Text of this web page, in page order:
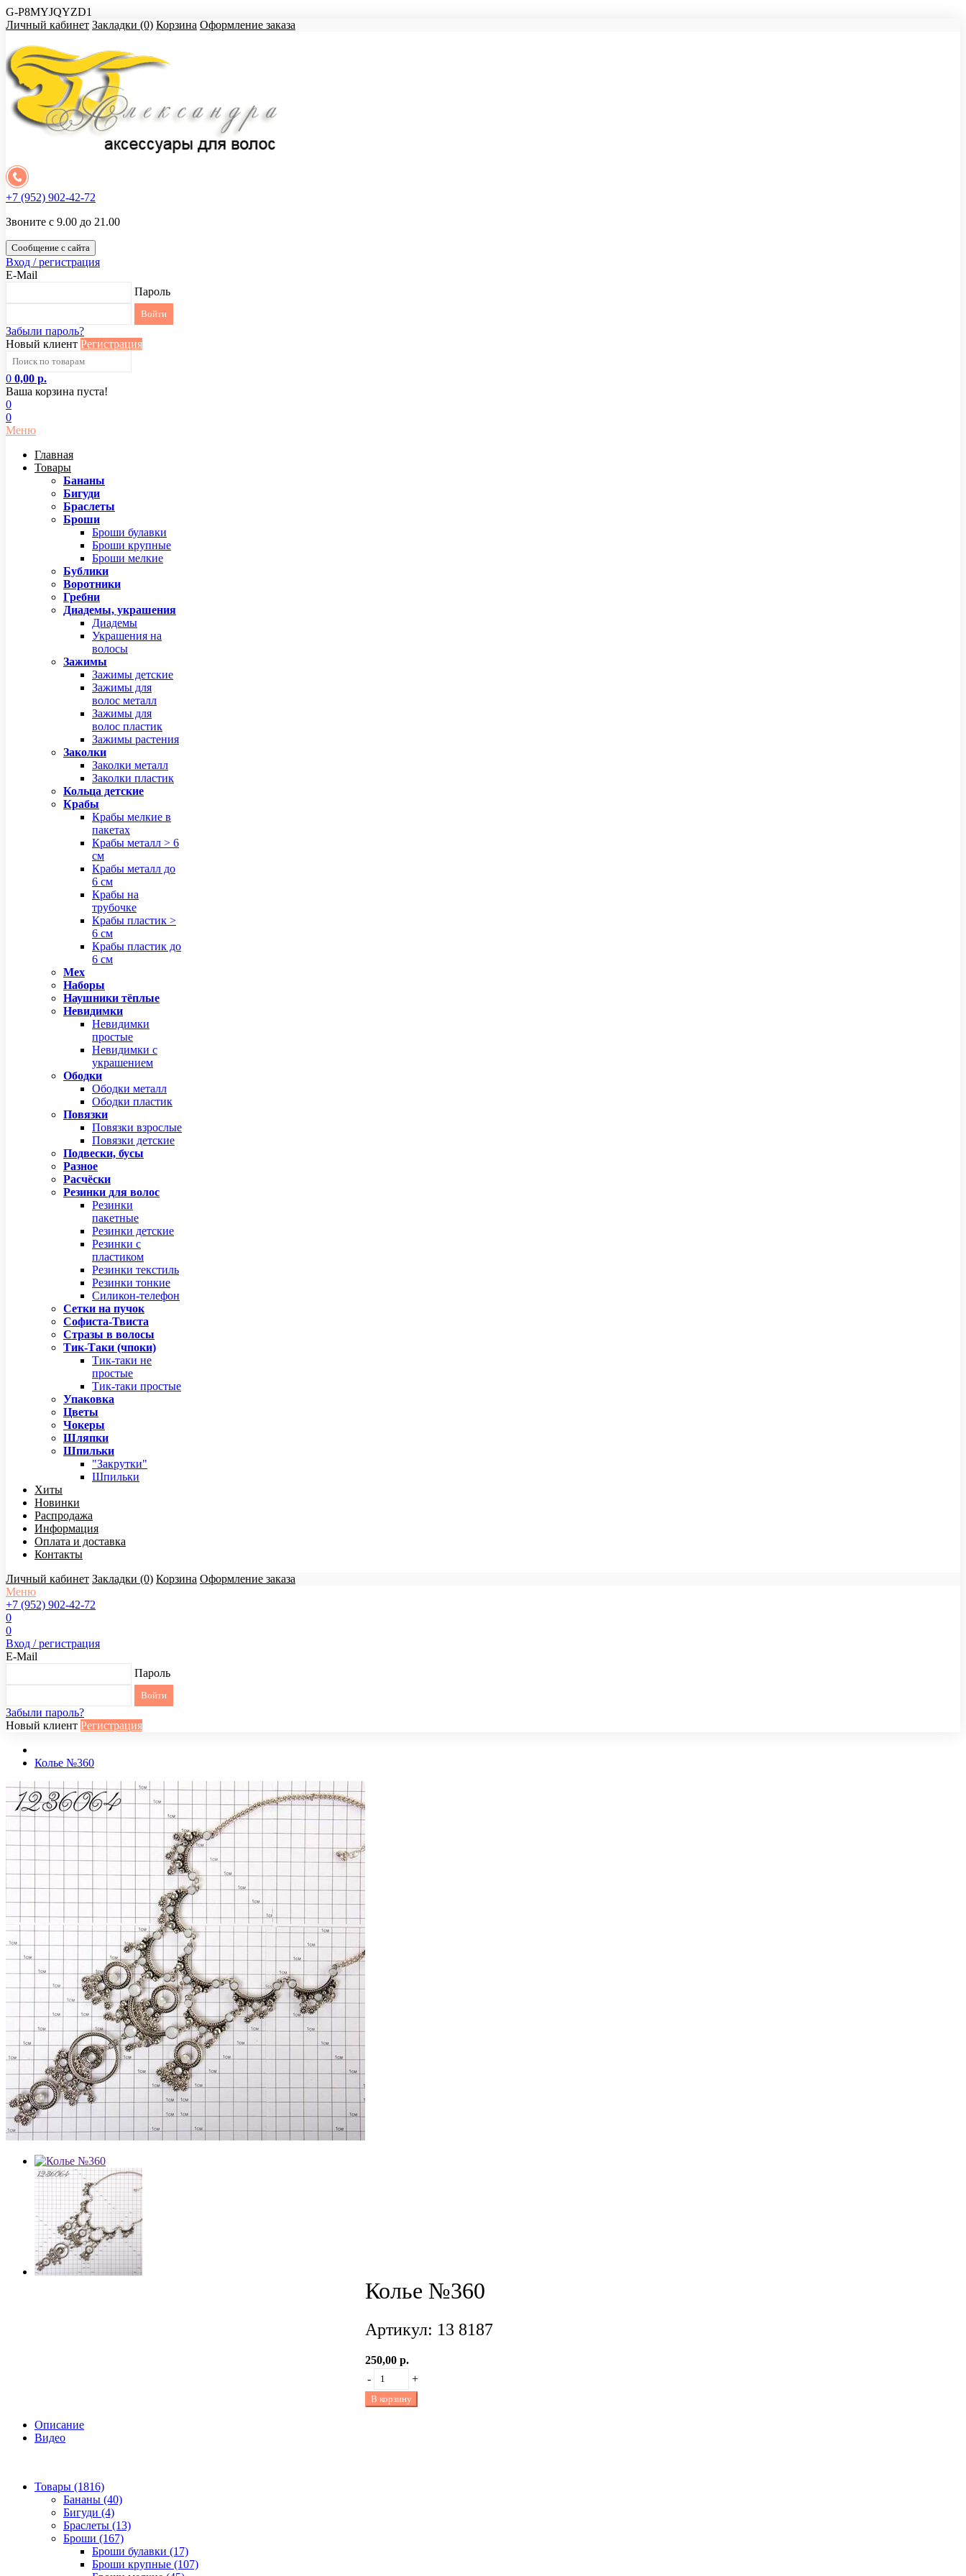
G-P8MYJQYZD1
Личный кабинет Закладки (0) Корзина Оформление заказа
+7 (952) 902-42-72
Звоните с 9.00 до 21.00
Сообщение с сайта
Вход / регистрация
E-Mail
Пароль
Забыли пароль?
Новый клиент Регистрация
0 0,00 р.
Ваша корзина пуста!
0
0
Меню
Главная
Товары
Бананы
Бигуди
Браслеты
Броши
Броши булавки
Броши крупные
Броши мелкие
Бублики
Воротники
Гребни
Диадемы, украшения
Диадемы
Украшения на
волосы
Зажимы
Зажимы детские
Зажимы для
волос металл
Зажимы для
волос пластик
Зажимы растения
Заколки
Заколки металл
Заколки пластик
Кольца детские
Крабы
Крабы мелкие в
пакетах
Крабы металл > 6
см
Крабы металл до
6 см
Крабы на
трубочке
Крабы пластик >
6 см
Крабы пластик до
6 см
Мех
Наборы
Наушники тёплые
Невидимки
Невидимки
простые
Невидимки с
украшением
Ободки
Ободки металл
Ободки пластик
Повязки
Повязки взрослые
Повязки детские
Подвески, бусы
Разное
Расчёски
Резинки для волос
Резинки
пакетные
Резинки детские
Резинки с
пластиком
Резинки текстиль
Резинки тонкие
Силикон-телефон
Сетки на пучок
Софиста-Твиста
Стразы в волосы
Тик-Таки (чпоки)
Тик-таки не
простые
Тик-таки простые
Упаковка
Цветы
Чокеры
Шляпки
Шпильки
"Закрутки"
Шпильки
Хиты
Новинки
Распродажа
Информация
Оплата и доставка
Контакты
Личный кабинет Закладки (0) Корзина Оформление заказа
Меню
+7 (952) 902-42-72
0
0
Вход / регистрация
E-Mail
Пароль
Забыли пароль?
Новый клиент Регистрация
Колье №360
Колье №360
Артикул: 13 8187
250,00 р.
-
+
В корзину
Описание
Видео
Товары (1816)
Бананы (40)
Бигуди (4)
Браслеты (13)
Броши (167)
Броши булавки (17)
Броши крупные (107)